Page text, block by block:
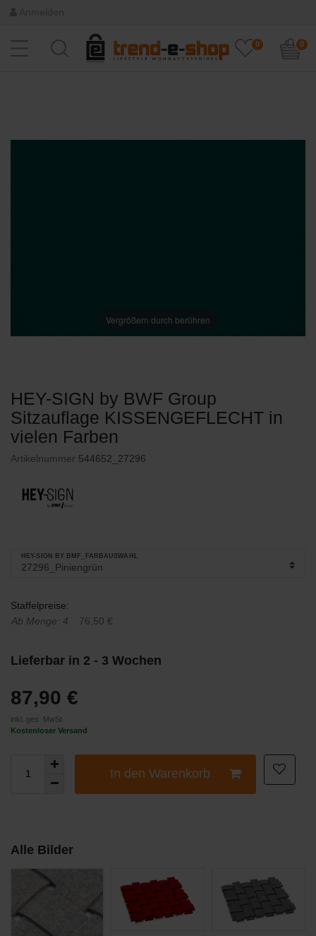
0 0
Vergrößern durch berühren
HEY-SIGN by BWF Group
Sitzauflage KISSENGEFLECHT in
vielen Farben
Artikelnummer 544652_27296
HEY-SIGN BY BMF_FARBAUSWAHL
Staffelpreise:
Ab Menge: 4
76,50 €
Lieferbar in 2 - 3 Wochen
87,90 €
inkl. ges. MwSt
Kostenloser Versand
In den Warenkorb
Alle Bilder